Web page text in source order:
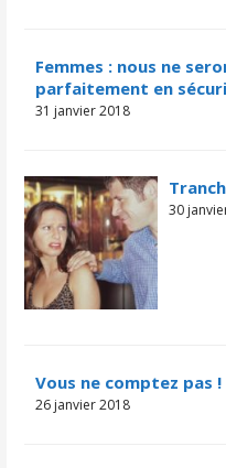
Femmes : nous ne
parfaitement en
31 janvier 2018
30
Vous ne comptez pas !
26 janvier 2018